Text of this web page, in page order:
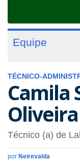
Equipe
TÉCNICO-
Camila
Oliveira
Técnico (a) de
por Neirevalda